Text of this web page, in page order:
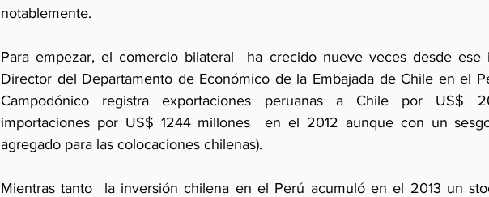
notablemente.
Para empezar, el comercio bilateral  ha crecido nueve veces desde ese
Director del Departamento de Económico de la Embajada de Chile en el
Campodónico registra exportaciones peruanas a Chile por US$
importaciones por US$ 1244 millones  en el 2012 aunque con un
agregado para las colocaciones chilenas).
Mientras tanto  la inversión chilena en el Perú acumuló en el 2013 un